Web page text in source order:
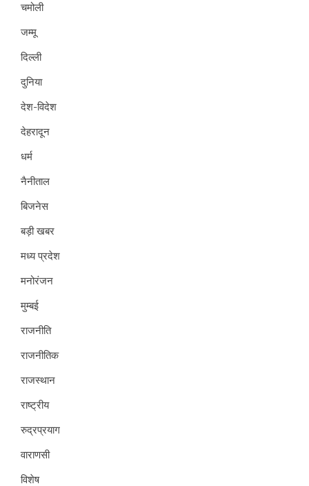
चमोली
जम्मू
दिल्ली
दुनिया
देश-विदेश
देहरादून
धर्म
नैनीताल
बिजनेस
बड़ी खबर
मध्य प्रदेश
मनोरंजन
मुम्बई
राजनीति
राजनीतिक
राजस्थान
राष्ट्रीय
रुद्रप्रयाग
वाराणसी
विशेष